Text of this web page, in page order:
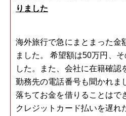
りました
海外旅行で急にまとまった金
ました。 希望額は50万円、
した。また、会社に在籍確認
勤務先の電話番号も聞かれま
落ちてお金を借りることはで
クレジットカード払いを遅れ